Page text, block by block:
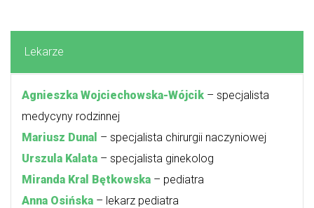
Lekarze
Agnieszka Wojciechowska-Wójcik – specjalista
medycyny rodzinnej
Mariusz Dunal – specjalista chirurgii naczyniowej
Urszula Kalata – specjalista ginekolog
Miranda Kral Bętkowska – pediatra
Anna Osińska – lekarz pediatra